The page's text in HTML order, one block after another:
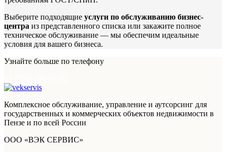
Выберите подходящие услуги по обслуживанию бизнес-
центра из представленного списка или закажите полное
техническое обслуживание — мы обеспечим идеальные
условия для вашего бизнеса.
Узнайте больше по телефону
Комплексное обслуживание, управление и аутсорсинг для
государственных и коммерческих объектов недвижимости в
Пензе и по всей России
ООО «ВЭК СЕРВИС»